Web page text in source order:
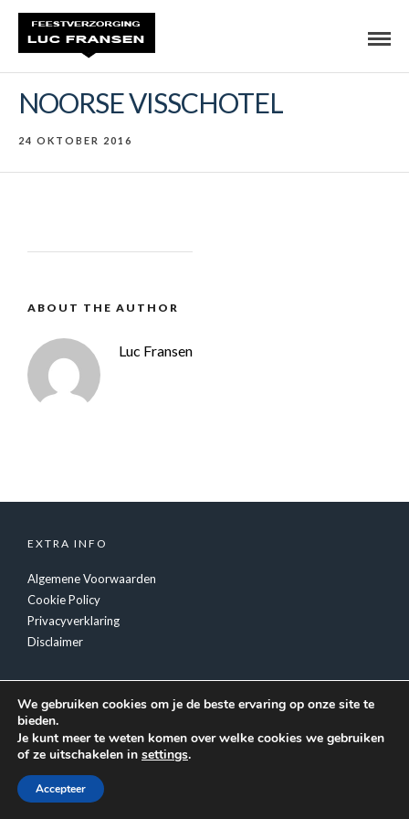
NOORSE VISSCHOTEL
24 OKTOBER 2016
ABOUT THE AUTHOR
Luc Fransen
EXTRA INFO
Algemene Voorwaarden
Cookie Policy
Privacyverklaring
Disclaimer
© Copyright
We gebruiken cookies om je de beste ervaring op onze site te
bieden.
Je kunt meer te weten komen over welke cookies we gebruiken
of ze uitschakelen in settings.
Accepteer